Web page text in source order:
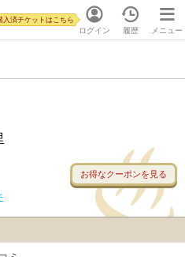
ログイン
入済チケットはこちら
履歴 メニュー
お得なクーポンを見る